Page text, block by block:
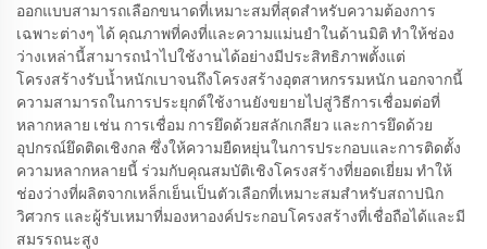
ออกแบบสามารถเลือกขนาดที่เหมาะสมที่สุดสำหรับความต้องการ
เฉพาะต่างๆ ได้ คุณภาพที่คงที่และความแม่นยำในด้านมิติ ทำให้ช่อง
ว่างเหล่านี้สามารถนำไปใช้งานได้อย่างมีประสิทธิภาพตั้งแต่
โครงสร้างรับน้ำหนักเบาจนถึงโครงสร้างอุตสาหกรรมหนัก นอกจากนี้
ความสามารถในการประยุกต์ใช้งานยังขยายไปสู่วิธีการเชื่อมต่อที่
หลากหลาย เช่น การเชื่อม การยึดด้วยสลักเกลียว และการยึดด้วย
อุปกรณ์ยึดติดเชิงกล ซึ่งให้ความยืดหยุ่นในการประกอบและการติดตั้ง
ความหลากหลายนี้ ร่วมกับคุณสมบัติเชิงโครงสร้างที่ยอดเยี่ยม ทำให้
ช่องว่างที่ผลิตจากเหล็กเย็นเป็นตัวเลือกที่เหมาะสมสำหรับสถาปนิก
วิศวกร และผู้รับเหมาที่มองหาองค์ประกอบโครงสร้างที่เชื่อถือได้และมี
สมรรถนะสูง